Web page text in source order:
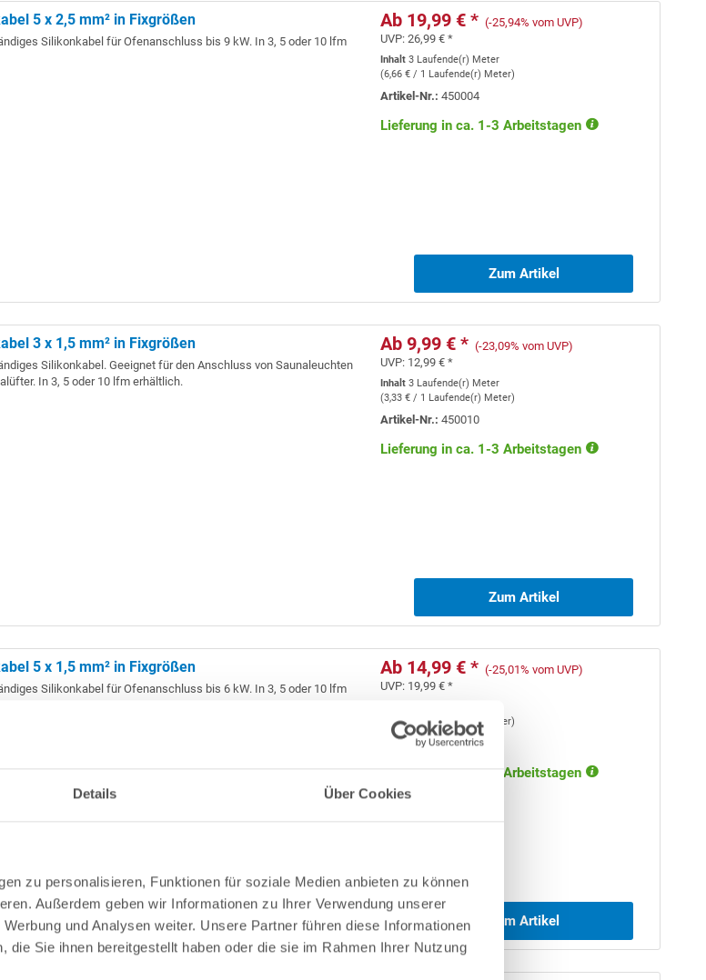
Details Über Cookies
zu personalisieren, Funktionen für soziale Medien anbieten zu können
Außerdem geben wir Informationen zu Ihrer Verwendung unserer
und Analysen weiter. Unsere Partner führen diese Informationen
die Sie ihnen bereitgestellt haben oder die sie im Rahmen Ihrer Nutzung
5 x 2,5 mm² in Fixgrößen
Silikonkabel für Ofenanschluss bis 9 kW. In 3, 5 oder 10 lfm
Ab 19,99 € * (-25,94% vom UVP)
UVP:26,99 € *
Inhalt3 Laufende(r) Meter
(6,66 € / 1 Laufende(r) Meter)
Artikel-Nr.:450004
Lieferung in ca. 1-3 Arbeitstagen
Zum Artikel
3 x 1,5 mm² in Fixgrößen
Silikonkabel. Geeignet für den Anschluss von Saunaleuchten
In 3, 5 oder 10 lfm erhältlich.
Ab 9,99 € * (-23,09% vom UVP)
UVP: 12,99 € *
Inhalt3 Laufende(r) Meter
(3,33 € / 1 Laufende(r) Meter)
Artikel-Nr.:450010
Lieferung in ca. 1-3 Arbeitstagen
Zum Artikel
5 x 1,5 mm² in Fixgrößen
Silikonkabel für Ofenanschluss bis 6 kW. In 3, 5 oder 10 lfm
Ab 14,99 € * (-25,01% vom UVP)
UVP: 19,99 € *
5,00 €/ 1 Laufende(r) Meter)
Artikel-Nr.:450007
Lieferung in ca. 1-3 Arbeitstagen
Zum Artikel